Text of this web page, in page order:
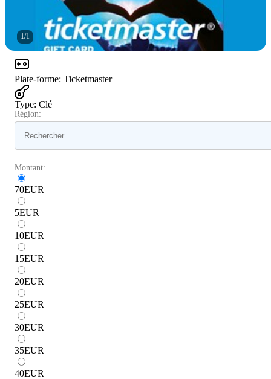
1/1
Plate-forme: Ticketmaster
Type: Clé
Région:
Montant:
70EUR
5EUR
10EUR
15EUR
20EUR
25EUR
30EUR
35EUR
40EUR